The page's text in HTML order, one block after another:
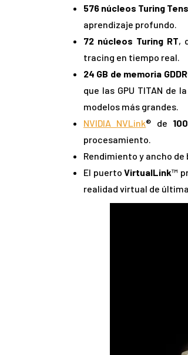
576 núcleos Turing
aprendizaje profundo.
72 núcleos Turing RT,
tracing en tiempo real.
24 GB de memoria
que las GPU TITAN de
modelos más grandes.
NVIDIA NVLink® de
procesamiento.
Rendimiento y ancho
El puertoVirtualLink™
realidad virtual de